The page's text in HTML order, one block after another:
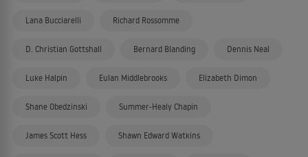
Lana Bucciarelli Richard Rossomme
D. Christian Gottshall Bernard Blanding Dennis Neal
Luke Halpin Eulan Middlebrooks Elizabeth Dimon
Shane Obedzinski Summer-Healy Chapin
James Scott Hess Shawn Edward Watkins